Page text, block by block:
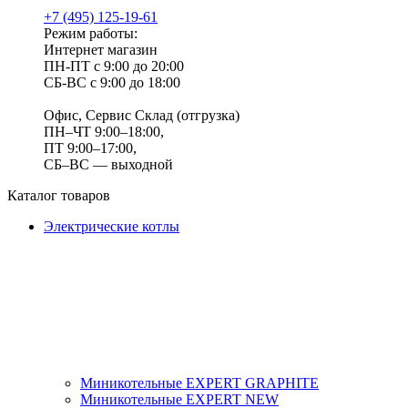
+7 (495) 125-19-61
Режим работы:
Интернет магазин
ПН-ПТ с 9:00 до 20:00
СБ-ВС с 9:00 до 18:00
Офис, Сервис Склад (отгрузка)
ПН–ЧТ 9:00–18:00,
ПТ 9:00–17:00,
СБ–ВС — выходной
Каталог товаров
Электрические котлы
Миникотельные EXPERT GRAPHITE
Миникотельные EXPERT NEW